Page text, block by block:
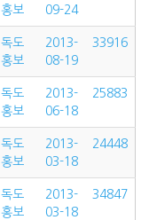
홍보
09-24
독도
홍보
2013-
08-19
33916
독도
홍보
2013-
06-18
25883
독도
홍보
2013-
03-18
24448
독도
홍보
2013-
03-18
34847